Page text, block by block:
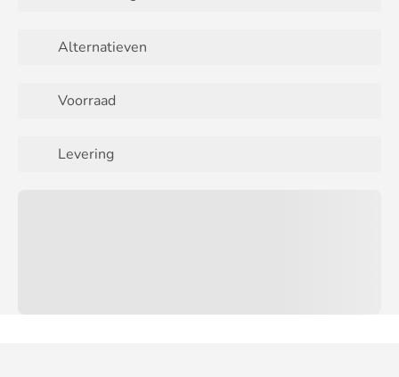
Alternatieven
Voorraad
Levering